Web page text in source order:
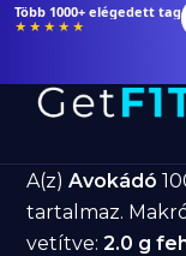
Több 1000+ elégedett tag
★★★★★
A(z)Avokádó
tartalmaz.
vetítve:2.0 g